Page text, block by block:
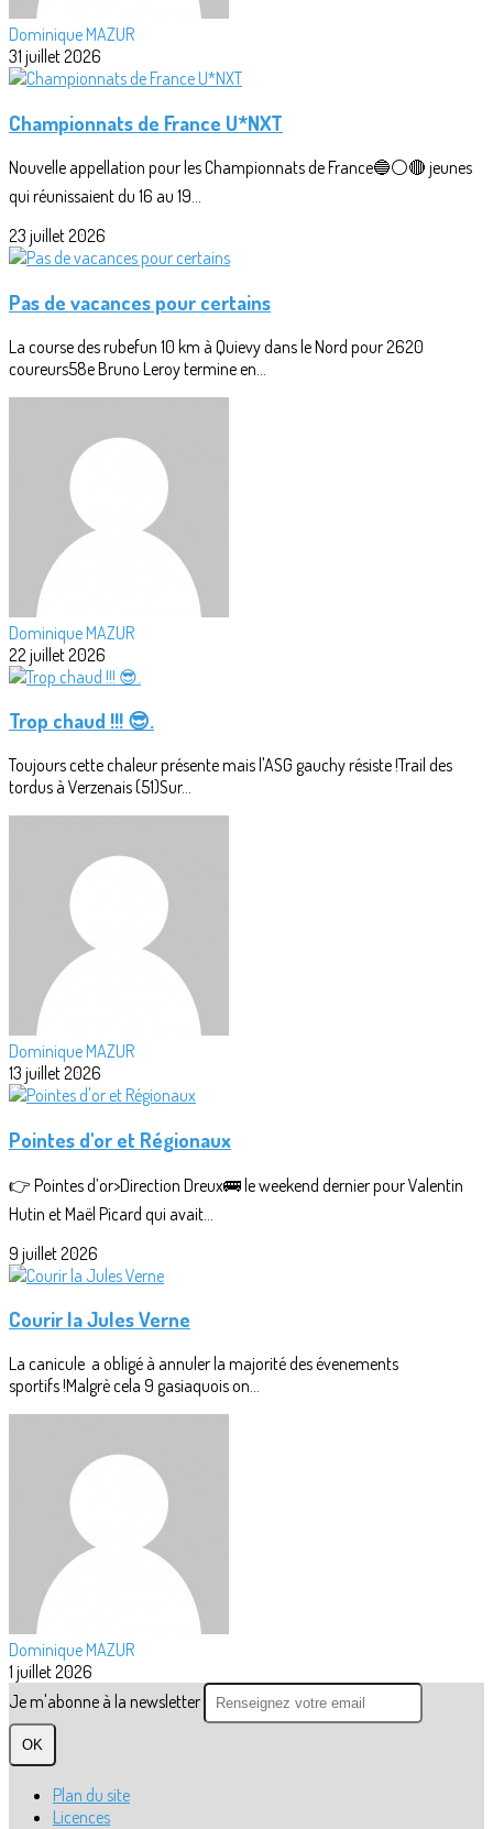
Dominique MAZUR
31 juillet 2026
Championnats de France U*NXT
Nouvelle appellation pour les Championnats de France🔵⚪🔴 jeunes
qui réunissaient du 16 au 19...
23 juillet 2026
Pas de vacances pour certains
La course des rubefun 10 km à Quievy dans le Nord pour 2620
coureurs58e Bruno Leroy termine en...
Dominique MAZUR
22 juillet 2026
Trop chaud !!! 😎.
Toujours cette chaleur présente mais l'ASG gauchy résiste !Trail des
tordus à Verzenais (51)Sur...
Dominique MAZUR
13 juillet 2026
Pointes d'or et Régionaux
👉 Pointes d’or>Direction Dreux🚌 le weekend dernier pour Valentin
Hutin et Maël Picard qui avait...
9 juillet 2026
Courir la Jules Verne
La canicule a obligé à annuler la majorité des évenements
sportifs !Malgrè cela 9 gasiaquois on...
Dominique MAZUR
1 juillet 2026
Je m'abonne à la newsletter
OK
Plan du site
Licences